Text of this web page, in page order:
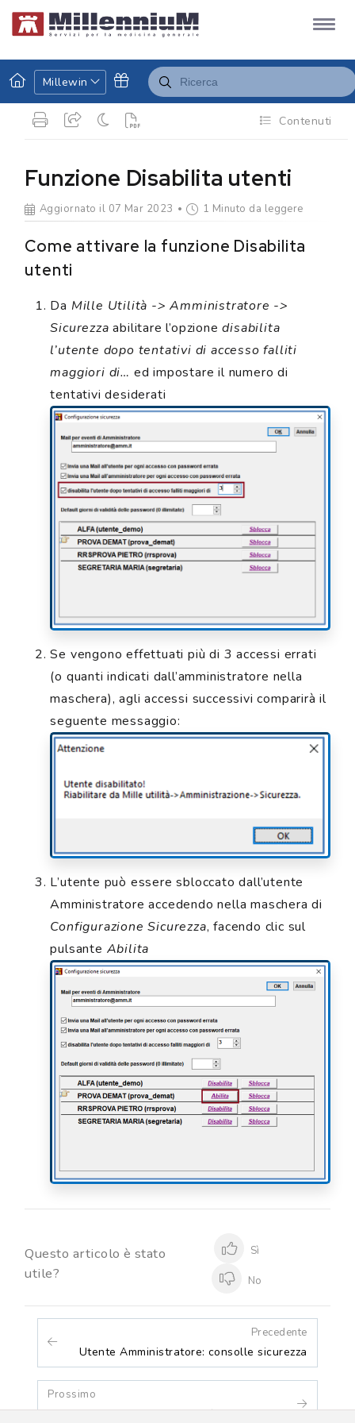
Millewin
Contenuti
Funzione Disabilita utenti
Aggiornato il 07 Mar 2023 1 Minuto da leggere
Come attivare la funzione Disabilita
utenti
Da Mille Utilità -> Amministratore ->
Sicurezza abilitare l’opzionedisabilita
l’utente dopo tentativi di accesso falliti
maggiori di… ed impostare il numero di
tentativi desiderati
Se vengono effettuati più di 3 accessi errati
(o quanti indicati dall’amministratore nella
maschera), agli accessi successivi comparirà il
seguente messaggio:
L’utente può essere sbloccato dall’utente
Amministratore accedendo nella maschera di
Configurazione Sicurezza, facendo clic sul
pulsante Abilita
Questo articolo è stato
utile?
Sì
No
Precedente
Utente Amministratore: consolle sicurezza
Prossimo
Utente Amministratore - Modifica password di default